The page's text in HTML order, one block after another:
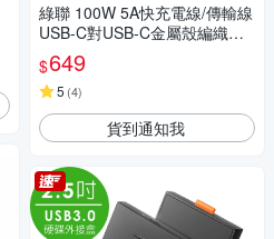
綠聯 100W 5A快充電線/傳輸線
USB-C對USB-C金屬殼編織雙L
版(2公尺)
$649
5 (4)
貨到通知我